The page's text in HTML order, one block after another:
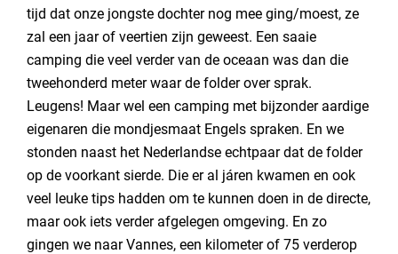
tijd dat onze jongste dochter nog mee ging/moest, ze
zal een jaar of veertien zijn geweest. Een saaie
camping die veel verder van de oceaan was dan die
tweehonderd meter waar de folder over sprak.
Leugens! Maar wel een camping met bijzonder aardige
eigenaren die mondjesmaat Engels spraken. En we
stonden naast het Nederlandse echtpaar dat de folder
op de voorkant sierde. Die er al járen kwamen en ook
veel leuke tips hadden om te kunnen doen in de directe,
maar ook iets verder afgelegen omgeving. En zo
gingen we naar Vannes, een kilometer of 75 verderop